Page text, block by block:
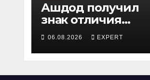
Ашдод получил
знак отличия
министра обороны
за поддержку
резервистов
06.08.2026 EXPERT